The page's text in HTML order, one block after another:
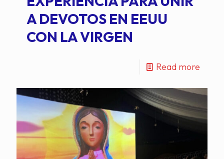
A DEVOTOS EN EEUU
CON LA VIRGEN
Read more